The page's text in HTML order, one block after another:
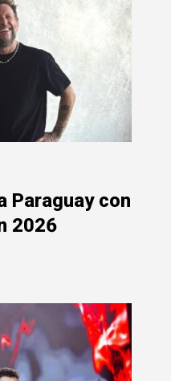
Paraguay con
2026